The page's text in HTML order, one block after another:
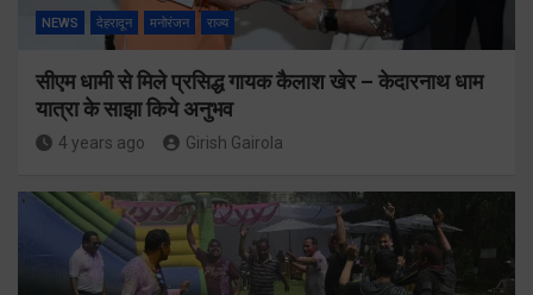
NEWS देहरादून मनोरंजन राज्य
सीएम धामी से मिले प्रसिद्ध गायक कैलाश खेर – केदारनाथ धाम
यात्रा के साझा किये अनुभव
4 years ago Girish Gairola